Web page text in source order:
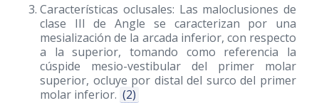
Características oclusales: Las maloclusiones de
clase III de Angle se caracterizan por una
mesialización de la arcada inferior, con respecto
a la superior, tomando como referencia la
cúspide mesio-vestibular del primer molar
superior, ocluye por distal del surco del primer
molar inferior. (2)